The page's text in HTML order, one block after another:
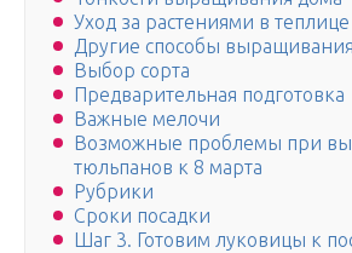
Уход за растениями в теплице
Другие способы
Выбор сорта
Предварительная подготовка
Важные мелочи
Возможные проблемы при
тюльпанов к 8 марта
Рубрики
Сроки посадки
Шаг 3. Готовим луковицы к